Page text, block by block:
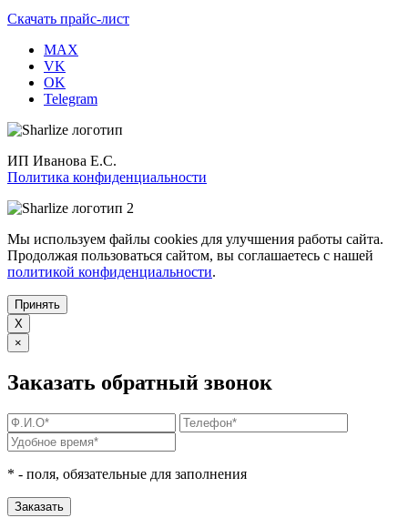
Скачать прайс-лист
MAX
VK
OK
Telegram
ИП Иванова Е.С.
Политика конфиденциальности
Мы используем файлы cookies для улучшения работы сайта.
Продолжая пользоваться сайтом, вы соглашаетесь с нашей
политикой конфиденциальности.
Принять
X
×
Заказать обратный звонок
* - поля, обязательные для заполнения